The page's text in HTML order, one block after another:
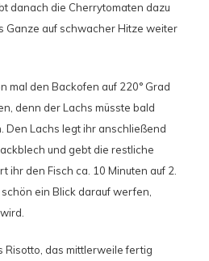
danach die Cherrytomaten dazu
Ganze auf schwacher Hitze weiter
mal den Backofen auf 220° Grad
denn der Lachs müsste bald
Den Lachs legt ihr anschließend
und gebt die restliche
ihr den Fisch ca. 10 Minuten auf 2.
ein Blick darauf werfen,
Risotto, das mittlerweile fertig